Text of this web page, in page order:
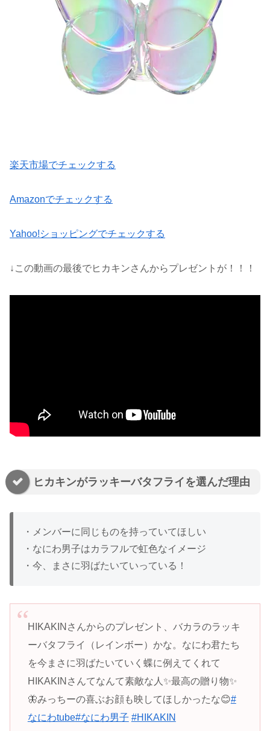
楽天市場でチェックする
Amazonでチェックする
Yahoo!ショッピングでチェックする
↓この動画の最後でヒカキンさんからプレゼントが！！！
ヒカキンがラッキーバタフライを選んだ理由
・メンバーに同じものを持っていてほしい
・なにわ男子はカラフルで虹色なイメージ
・今、まさに羽ばたいていっている！
HIKAKINさんからのプレゼント、バカラのラッキ
ーバタフライ（レインボー）かな。なにわ君たち
を今まさに羽ばたいていく蝶に例えてくれて
HIKAKINさんてなんて素敵な人✨最高の贈り物✨
🦋みっちーの喜ぶお顔も映してほしかったな😊#
なにわtube#なにわ男子 #HIKAKIN